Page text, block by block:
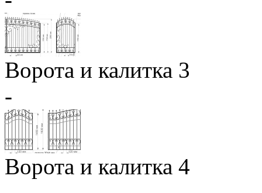
Ворота и калитка 3
-
Ворота и калитка 4